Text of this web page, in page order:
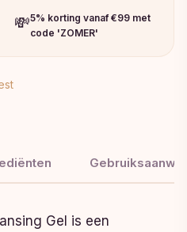
💸5% korting vanaf €99 met
code 'ZOMER'
Gel is een